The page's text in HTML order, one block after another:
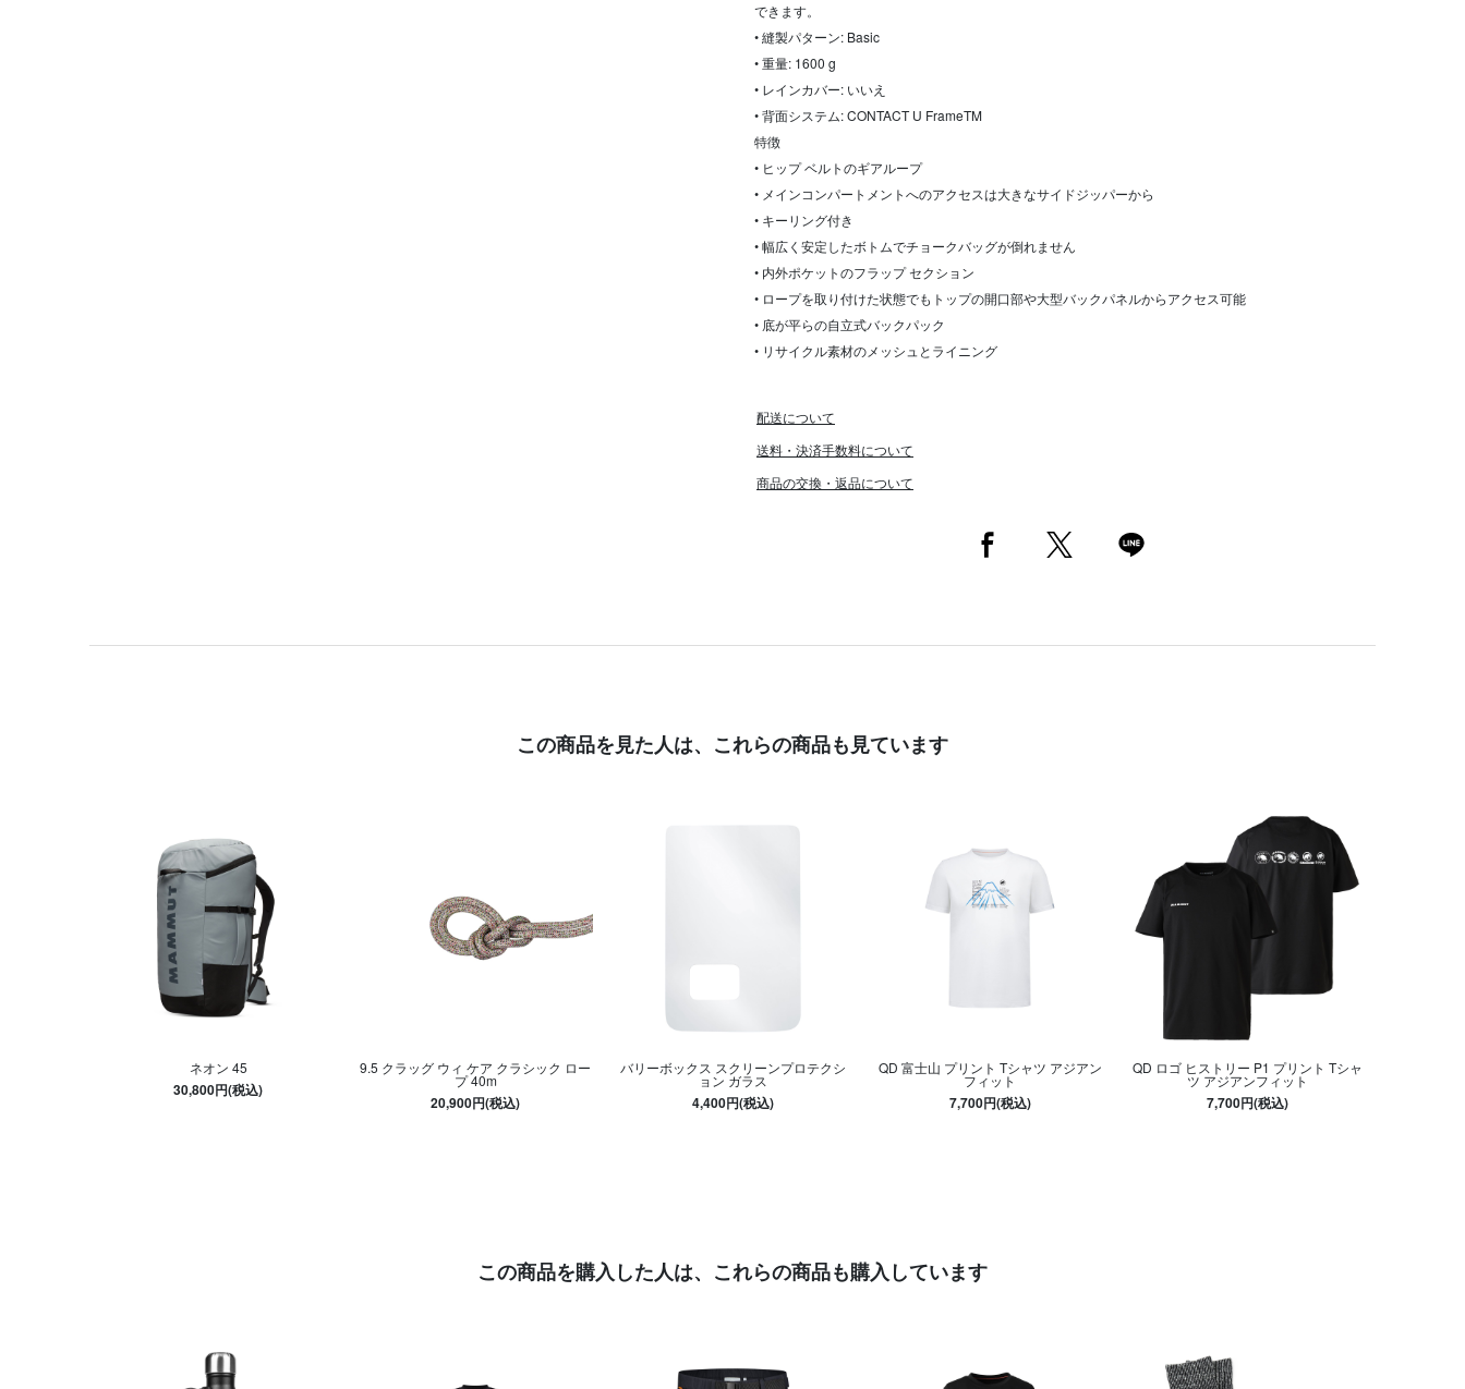
できます。
• 縫製パターン: Basic
• 重量: 1600 g
• レインカバー: いいえ
• 背面システム: CONTACT U FrameTM
特徴
• ヒップ ベルトのギアループ
• メインコンパートメントへのアクセスは大きなサイドジッパーから
• キーリング付き
• 幅広く安定したボトムでチョークバッグが倒れません
• 内外ポケットのフラップ セクション
• ロープを取り付けた状態でもトップの開口部や大型バックパネルからアクセス可能
• 底が平らの自立式バックパック
• リサイクル素材のメッシュとライニング
配送について
送料・決済手数料について
商品の交換・返品について
この商品を見た人は、 これらの商品も見ています
ネオン 45
30,800円(税込)
9.5 クラッグ ウィ ケア クラシック ロー
プ 40m
20,900円(税込)
バリーボックス スクリーンプロテクシ
ョン ガラス
4,400円(税込)
QD 富士山 プリント Tシャツ アジアン
フィット
7,700円(税込)
QD ロゴ ヒストリー P1 プリント Tシャ
ツ アジアンフィット
7,700円(税込)
この商品を購入した人は、 これらの商品も購入しています